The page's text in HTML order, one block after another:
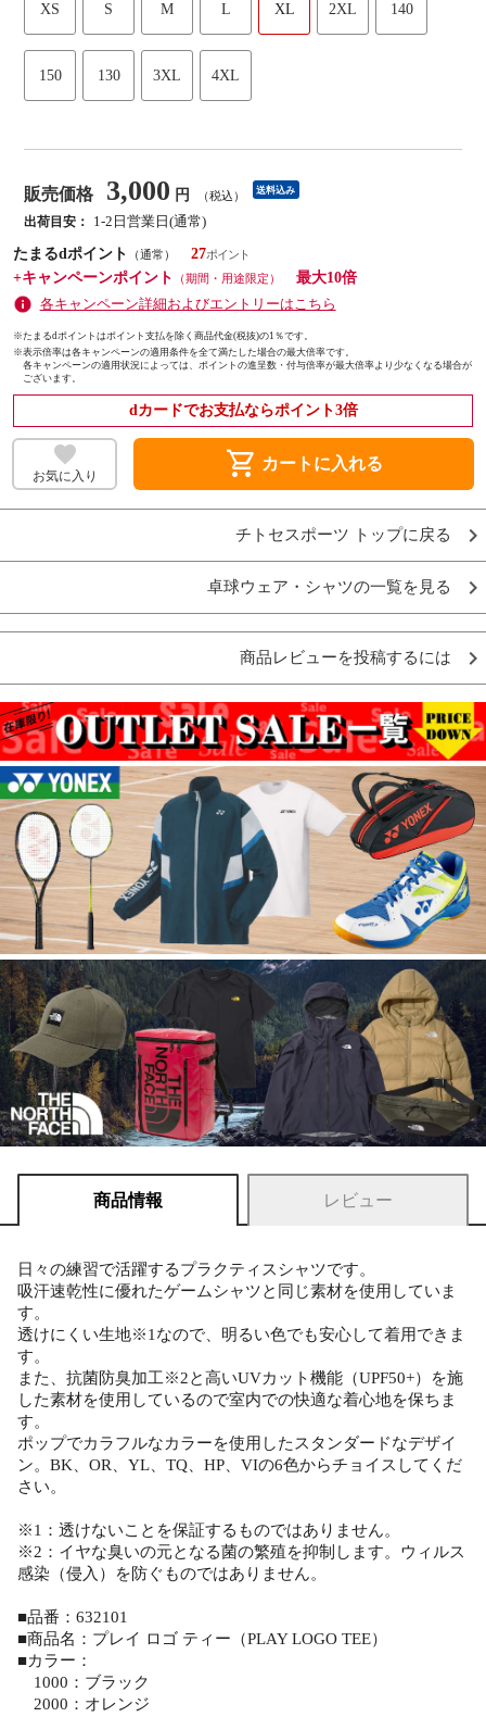
XS S M L XL 2XL 140
150 130 3XL 4XL
販売価格 3,000 円 （税込） 送料込み
出荷目安：
1-2日営業日(通常)
たまるdポイント
（通常）
27
+キャンペーンポイント
（期間・用途限定）
最大10倍
各キャンペーン詳細およびエントリーはこちら
※たまるdポイントはポイント支払を除く商品代金(税抜)の1％です。
※表示倍率は各キャンペーンの適用条件を全て満たした場合の最大倍率です。
各キャンペーンの適用状況によっては、ポイントの進呈数・付与倍率が最大倍率より少なくなる場合が
ございます。
dカードでお支払ならポイント3倍
お気に入り shopping_cart カートに入れる
チトセスポーツ トップに戻る
卓球ウェア・シャツの一覧を見る
商品レビューを投稿するには
商品情報 レビュー
日々の練習で活躍するプラクティスシャツです。
吸汗速乾性に優れたゲームシャツと同じ素材を使用していま
す。
透けにくい生地※1なので、明るい色でも安心して着用できま
す。
また、抗菌防臭加工※2と高いUVカット機能（UPF50+）を施
した素材を使用しているので室内での快適な着心地を保ちま
す。
ポップでカラフルなカラーを使用したスタンダードなデザイ
ン。BK、OR、YL、TQ、HP、VIの6色からチョイスしてくだ
さい。
※1：透けないことを保証するものではありません。
※2：イヤな臭いの元となる菌の繁殖を抑制します。ウィルス
感染（侵入）を防ぐものではありません。
■品番：632101
■商品名：プレイ ロゴ ティー（PLAY LOGO TEE）
■カラー：
1000：ブラック
2000：オレンジ